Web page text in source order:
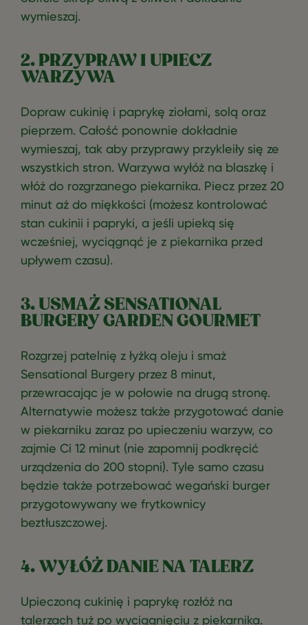
wymieszaj.
2. PRZYPRAW I UPIECZ
WARZYWA
Dopraw cukinię i paprykę ziołami, solą oraz
pieprzem. Całość ponownie dokładnie
wymieszaj, tak aby przyprawy przykleiły się ze
wszystkich stron. Warzywa wyłóż na blaszkę i
włóż do rozgrzanego piekarnika. Piecz przez 20
minut aż do miękkości (możesz kontrolować
stan cukinii i papryki, a jeśli upieką się
wcześniej, wyciągnąć je z piekarnika przed
upływem czasu).
3. USMAŻ SENSATIONAL
BURGERY GARDEN GOURMET
Rozgrzej patelnię z łyżką oleju i smaż
Sensational Burgery przez 8 minut,
przewracając je w połowie na drugą stronę.
Alternatywie możesz także przygotować danie
w piekarniku zaraz po upieczeniu warzyw, co
zajmie Ci 12 minut (nie zapomnij podkręcić
urządzenia do 200 stopni). Tyle samo czasu
będzie także potrzebować wegański burger
przygotowywany we frytkownicy
beztłuszczowej.
4. WYŁÓŻ DANIE NA TALERZ
Upieczoną cukinię i paprykę rozłóż na
talerzach tuż po wyciągnięciu z piekarnika.